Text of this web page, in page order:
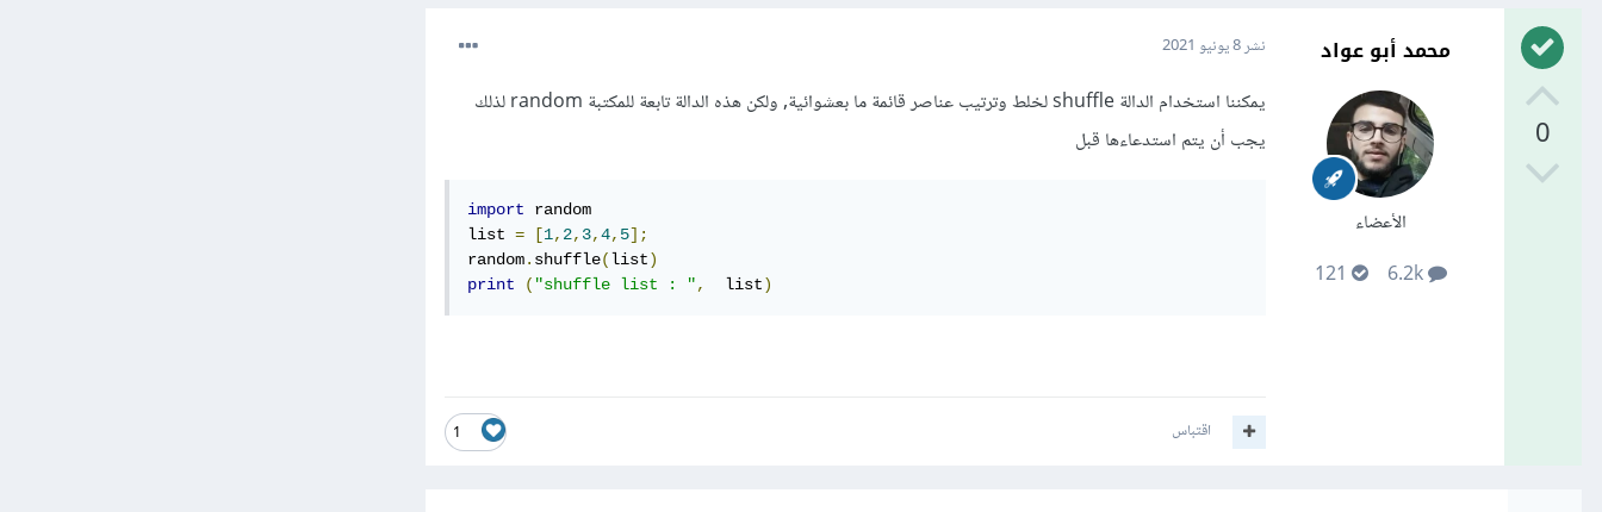
0
محمد أبو عواد
الأعضاء
6.2k
نشر8 يونيو 2021
يمكننا استخدام الدالة shuffle لخلط وترتيب عناصر قائمة ما بعشوائية, ولكن هذه الدالة تابعة للمكتبة random لذلك
يجب أن يتم استدعاءها قبل
import random
list = [1, 2, 3,4, 5];
random. shuffle(list)
print
( "shuffle list : ",
  list
)
1 اقتباس